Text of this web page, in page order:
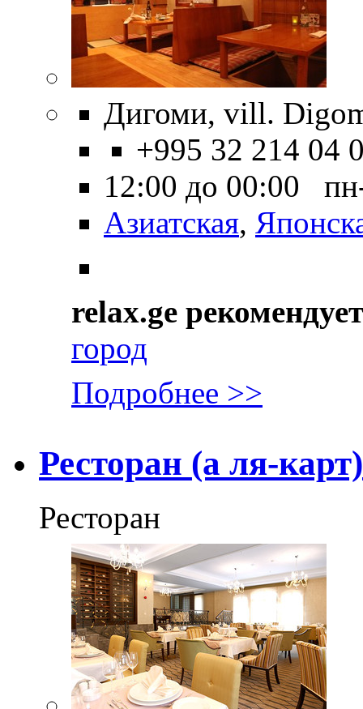
Дигоми, vill.
+995 32 214 04
12:00 до 00:00
Азиатская,
relax.ge рекомендует
город
Подробнее >>
Ресторан (а ля-
Ресторан